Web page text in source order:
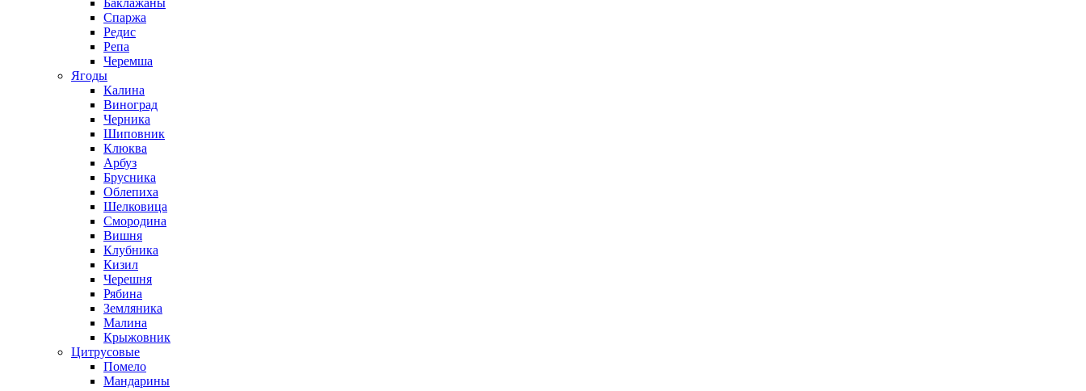
Баклажаны
Спаржа
Редис
Репа
Черемша
Ягоды
Калина
Виноград
Черника
Шиповник
Клюква
Арбуз
Брусника
Облепиха
Шелковица
Смородина
Вишня
Клубника
Кизил
Черешня
Рябина
Земляника
Малина
Крыжовник
Цитрусовые
Помело
Мандарины